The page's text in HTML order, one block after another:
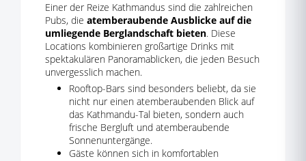
Einer der Reize Kathmandus sind die zahlreichen
Pubs, die atemberaubende Ausblicke auf die
umliegende Berglandschaft bieten. Diese
Locations kombinieren großartige Drinks mit
spektakulären Panoramablicken, die jeden Besuch
unvergesslich machen.
Rooftop-Bars sind besonders beliebt, da sie
nicht nur einen atemberaubenden Blick auf
das Kathmandu-Tal bieten, sondern auch
frische Bergluft und atemberaubende
Sonnenuntergänge.
Gäste können sich in komfortablen